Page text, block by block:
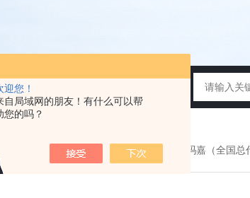
迎您！
自局域网的朋友！有什么可以帮
您的吗？
板等），药典平板（TSA，SDA等）
现在的位置： >首页 产品展示> 法国科玛嘉（全国总